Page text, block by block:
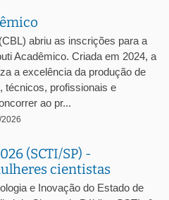
abriu as inscrições para a
Acadêmico. Criada em 2024, a
a excelência da produção de
técnicos, profissionais e
ao pr...
(SCTI/SP) -
cientistas
e Inovação do Estado de